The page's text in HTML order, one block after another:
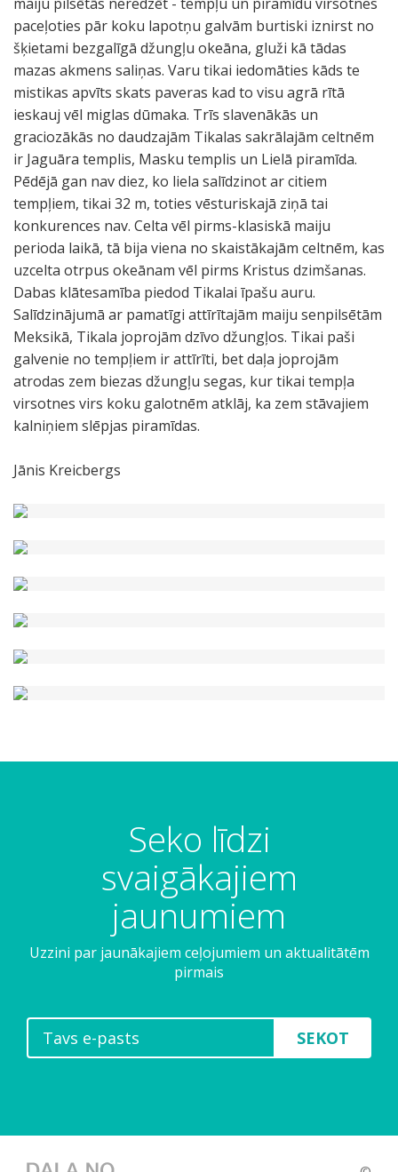
paceļoties pār koku lapotņu galvām burtiski iznirst no
šķietami bezgalīgā džungļu okeāna, gluži kā tādas
mazas akmens saliņas. Varu tikai iedomāties kāds te
mistikas apvīts skats paveras kad to visu agrā rītā
ieskauj vēl miglas dūmaka. Trīs slavenākās un
graciozākās no daudzajām Tikalas sakrālajām celtnēm
ir Jaguāra templis, Masku templis un Lielā piramīda.
Pēdējā gan nav diez, ko liela salīdzinot ar citiem
tempļiem, tikai 32 m, toties vēsturiskajā ziņā tai
konkurences nav. Celta vēl pirms-klasiskā maiju
perioda laikā, tā bija viena no skaistākajām celtnēm, kas
uzcelta otrpus okeānam vēl pirms Kristus dzimšanas.
Dabas klātesamība piedod Tikalai īpašu auru.
Salīdzinājumā ar pamatīgi attīrītajām maiju senpilsētām
Meksikā, Tikala joprojām dzīvo džungļos. Tikai paši
galvenie no tempļiem ir attīrīti, bet daļa joprojām
atrodas zem biezas džungļu segas, kur tikai tempļa
virsotnes virs koku galotnēm atklāj, ka zem stāvajiem
kalniņiem slēpjas piramīdas.
Jānis Kreicbergs
Seko līdzi
svaigākajiem
jaunumiem
Uzzini par jaunākajiem ceļojumiem un aktualitātēm
pirmais
SEKOT